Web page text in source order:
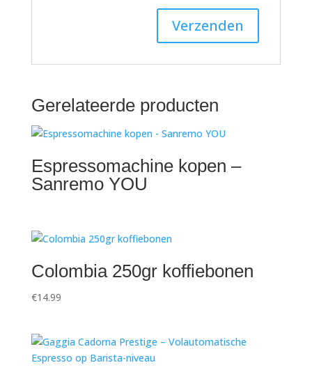
Gerelateerde producten
Espressomachine kopen –
Sanremo YOU
Colombia 250gr koffiebonen
€14.99